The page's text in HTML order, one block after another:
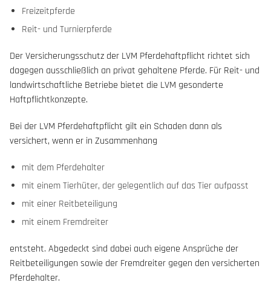
Freizeitpferde
Reit- und Turnierpferde
Der Versicherungsschutz der LVM Pferdehaftpflicht richtet sich
dagegen ausschließlich an privat gehaltene Pferde. Für Reit- und
landwirtschaftliche Betriebe bietet die LVM gesonderte
Haftpflichtkonzepte.
Bei der LVM Pferdehaftpflicht gilt ein Schaden dann als
versichert, wenn er in Zusammenhang
mit dem Pferdehalter
mit einem Tierhüter, der gelegentlich auf das Tier aufpasst
mit einer Reitbeteiligung
mit einem Fremdreiter
entsteht. Abgedeckt sind dabei auch eigene Ansprüche der
Reitbeteiligungen sowie der Fremdreiter gegen den versicherten
Pferdehalter.